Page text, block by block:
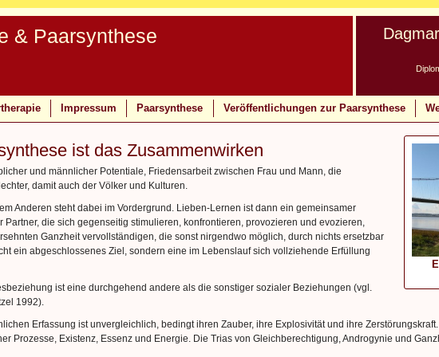
& Paarsynthese
Impressum Paarsynthese Veröffentlichungen zur Paarsynthese
ist das Zusammenwirken
und männlicher Potentiale, Friedensarbeit zwischen Frau und Mann, die
damit auch der Völker und Kulturen.
Anderen steht dabei im Vordergrund. Lieben-Lernen ist dann ein gemeinsamer
Partner, die sich gegenseitig stimulieren, konfrontieren, provozieren und evozieren,
Ganzheit vervollständigen, die sonst nirgendwo möglich, durch nichts ersetzbar
ein abgeschlossenes Ziel, sondern eine im Lebenslauf sich vollziehende Erfüllung
ist eine durchgehend andere als die sonstiger sozialer Beziehungen (vgl.
1992).
Erfassung ist unvergleichlich, bedingt ihren Zauber, ihre Explosivität und ihre
Prozesse, Existenz, Essenz und Energie. Die Trias von Gleichberechtigung, Androgynie und